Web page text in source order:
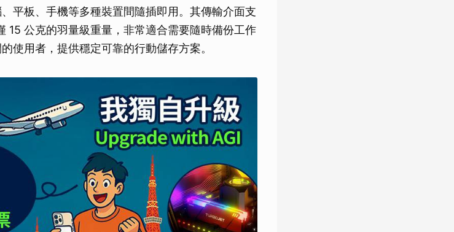
平板、手機等多種裝置間隨插即用。其傳輸介面支
15 公克的羽量級重量，非常適合需要隨時備份工作
使用者，提供穩定可靠的行動儲存方案。